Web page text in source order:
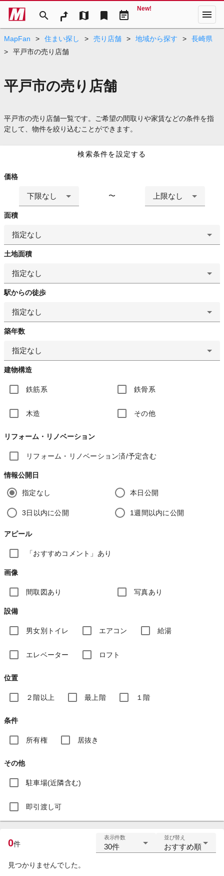
search map bookmark event_note
New! menu
MapFan > 住まい探し > 売り店舗 > 地域から探す >
長崎県
>
平戸市の売り店舗
平戸市の売り店舗
平戸市の売り店舗一覧です。ご希望の間取りや家賃などの条件を指
定して、物件を絞り込むことができます。
検索条件を設定する
価格
下限なし 〜 上限なし
面積
指定なし
土地面積
指定なし
駅からの徒歩
指定なし
築年数
指定なし
建物構造
鉄筋系 鉄骨系
木造 その他
リフォーム・リノベーション
リフォーム・リノベーション済/予定含む
情報公開日
指定なし 本日公開
3日以内に公開 1週間以内に公開
アピール
「おすすめコメント」あり
画像
間取図あり 写真あり
設備
男女別トイレ エアコン 給湯
エレベーター ロフト
位置
２階以上 最上階 １階
条件
所有権 居抜き
その他
駐車場(近隣含む)
即引渡し可
0件
表示件数
30件
並び替え
おすすめ順
見つかりませんでした。